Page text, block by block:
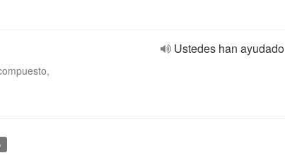
Ustedes han ayudado